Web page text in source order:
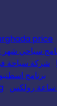
price
سياحي شهر
شركة سياحة
برنامج اسطنبول 5
ساعة رولكس